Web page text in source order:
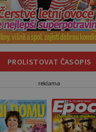
PROLISTOVAT ČASOPIS
reklama